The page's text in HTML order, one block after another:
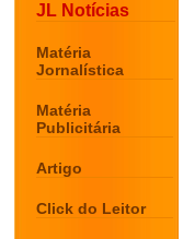
JL Notícias
Matéria
Jornalística
Matéria
Publicitária
Artigo
Click do Leitor